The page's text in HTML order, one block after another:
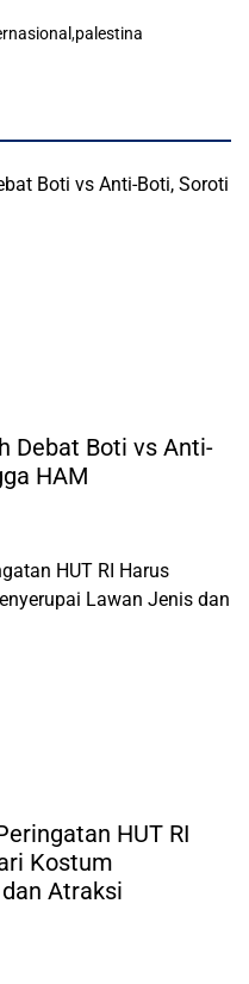
,palestina
Debat Boti vs Anti-
HAM
HUT RI
Kostum
Atraksi